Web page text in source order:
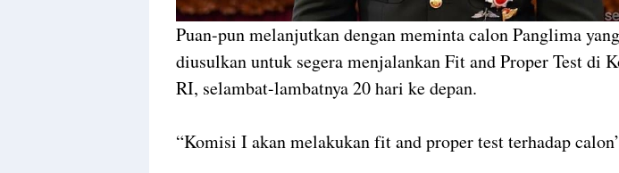
Puan-pun melanjutkan dengan meminta calon Panglima
diusulkan untuk segera menjalankan Fit and Proper Test di
RI, selambat-lambatnya 20 hari ke depan.
“Komisi I akan melakukan fit and proper test terhadap